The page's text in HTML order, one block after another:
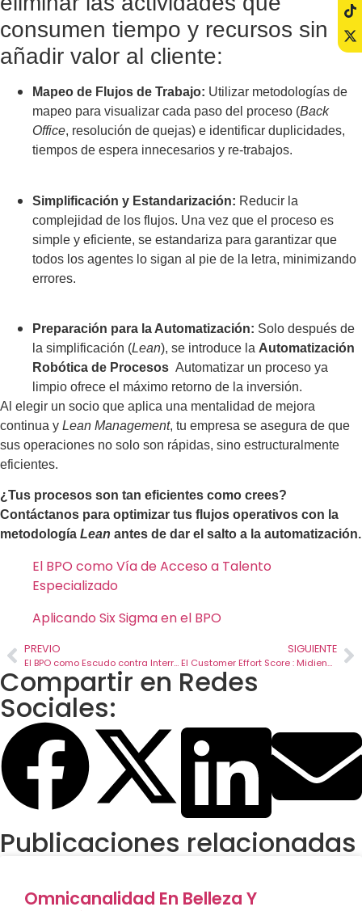
consumen tiempo y recursos sin
añadir valor al cliente:
Mapeo de Flujos de Trabajo: Utilizar metodologías de
mapeo para visualizar cada paso del proceso (Back
Office, resolución de quejas) e identificar duplicidades,
tiempos de espera innecesarios y re-trabajos.
Simplificación y Estandarización: Reducir la
complejidad de los flujos. Una vez que el proceso es
simple y eficiente, se estandariza para garantizar que
todos los agentes lo sigan al pie de la letra, minimizando
errores.
Preparación para la Automatización: Solo después de
la simplificación (Lean), se introduce la Automatización
Robótica de Procesos Automatizar un proceso ya
limpio ofrece el máximo retorno de la inversión.
Al elegir un socio que aplica una mentalidad de mejora
continua y Lean Management, tu empresa se asegura de que
sus operaciones no solo son rápidas, sino estructuralmente
eficientes.
¿Tus procesos son tan eficientes como crees?
Contáctanos para optimizar tus flujos operativos con la
metodología Lean antes de dar el salto a la automatización.
El BPO como Vía de Acceso a Talento
Especializado
Aplicando Six Sigma en el BPO
PREVIO
El BPO como Escudo contra Interrupciones Operativas
SIGUIENTE
El Customer Effort Score : Midiendo la Lealtad
Compartir en Redes
Sociales:
Publicaciones relacionadas
Omnicanalidad En Belleza Y